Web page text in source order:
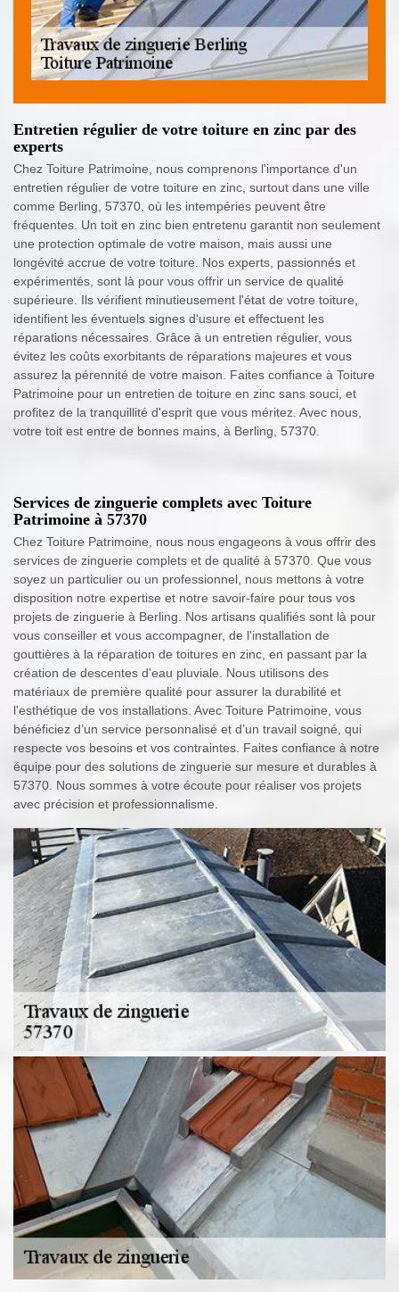
Entretien régulier de votre toiture en zinc par des
experts
Chez Toiture Patrimoine, nous comprenons l'importance d'un
entretien régulier de votre toiture en zinc, surtout dans une ville
comme Berling, 57370, où les intempéries peuvent être
fréquentes. Un toit en zinc bien entretenu garantit non seulement
une protection optimale de votre maison, mais aussi une
longévité accrue de votre toiture. Nos experts, passionnés et
expérimentés, sont là pour vous offrir un service de qualité
supérieure. Ils vérifient minutieusement l'état de votre toiture,
identifient les éventuels signes d'usure et effectuent les
réparations nécessaires. Grâce à un entretien régulier, vous
évitez les coûts exorbitants de réparations majeures et vous
assurez la pérennité de votre maison. Faites confiance à Toiture
Patrimoine pour un entretien de toiture en zinc sans souci, et
profitez de la tranquillité d'esprit que vous méritez. Avec nous,
votre toit est entre de bonnes mains, à Berling, 57370.
Services de zinguerie complets avec Toiture
Patrimoine à 57370
Chez Toiture Patrimoine, nous nous engageons à vous offrir des
services de zinguerie complets et de qualité à 57370. Que vous
soyez un particulier ou un professionnel, nous mettons à votre
disposition notre expertise et notre savoir-faire pour tous vos
projets de zinguerie à Berling. Nos artisans qualifiés sont là pour
vous conseiller et vous accompagner, de l'installation de
gouttières à la réparation de toitures en zinc, en passant par la
création de descentes d'eau pluviale. Nous utilisons des
matériaux de première qualité pour assurer la durabilité et
l'esthétique de vos installations. Avec Toiture Patrimoine, vous
bénéficiez d’un service personnalisé et d’un travail soigné, qui
respecte vos besoins et vos contraintes. Faites confiance à notre
équipe pour des solutions de zinguerie sur mesure et durables à
57370. Nous sommes à votre écoute pour réaliser vos projets
avec précision et professionnalisme.